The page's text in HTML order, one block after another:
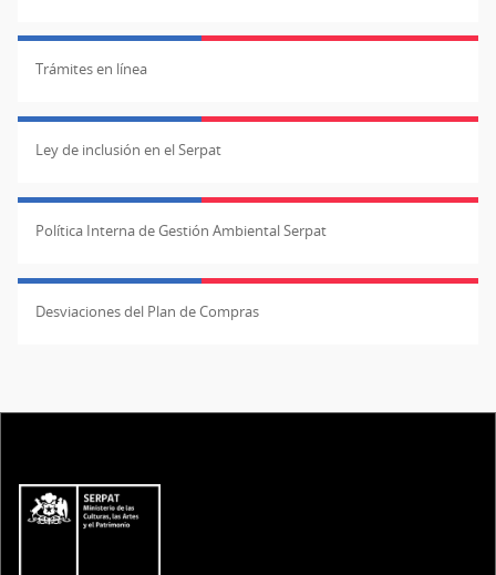
Trámites en línea
Ley de inclusión en el Serpat
Política Interna de Gestión Ambiental Serpat
Desviaciones del Plan de Compras